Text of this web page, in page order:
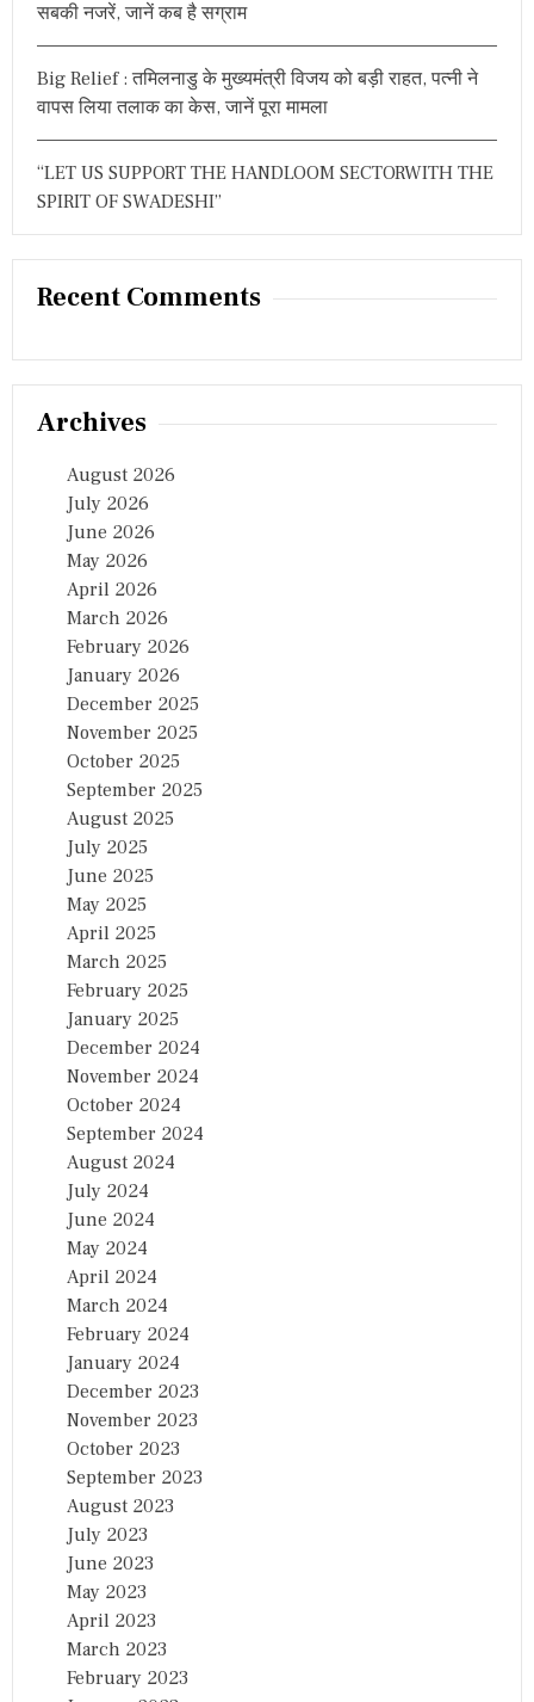
सबकी नजरें, जानें कब है सग्राम
Big Relief : तमिलनाडु के मुख्यमंत्री विजय को बड़ी राहत, पत्नी ने
वापस लिया तलाक का केस, जानें पूरा मामला
“LET US SUPPORT THE HANDLOOM SECTORWITH THE
SPIRIT OF SWADESHI”
Recent Comments
Archives
August 2026
July 2026
June 2026
May 2026
April 2026
March 2026
February 2026
January 2026
December 2025
November 2025
October 2025
September 2025
August 2025
July 2025
June 2025
May 2025
April 2025
March 2025
February 2025
January 2025
December 2024
November 2024
October 2024
September 2024
August 2024
July 2024
June 2024
May 2024
April 2024
March 2024
February 2024
January 2024
December 2023
November 2023
October 2023
September 2023
August 2023
July 2023
June 2023
May 2023
April 2023
March 2023
February 2023